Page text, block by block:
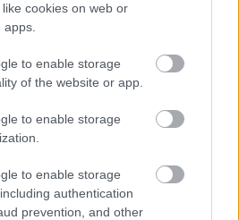
cookies on web or
to enable storage
of the website or app.
to enable storage
to enable storage
authentication
prevention, and other